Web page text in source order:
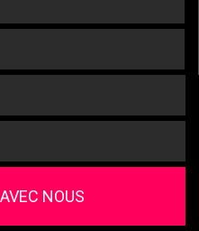
NOUS